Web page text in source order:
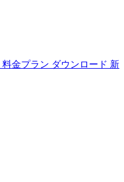
料金プラン ダウンロード 新